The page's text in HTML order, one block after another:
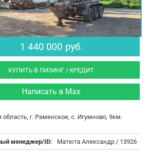
$ 17 561 € 15 319
1 440 000 руб.
КУПИТЬ В ЛИЗИНГ / КРЕДИТ
Написать в Max
область, г. Раменское, с. Игумново, 9км.
менеджер/ID: Матюта Александр / 13926